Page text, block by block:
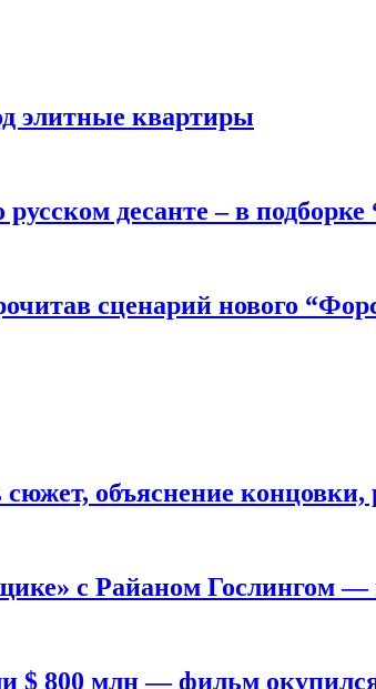
элитные квартиры
десанте – в подборке
сценарий нового
объяснение концовки,
с Райаном Гослингом —
$ 800 млн — фильм